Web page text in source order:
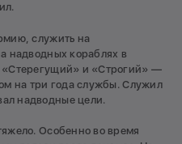
служить на
надводных кораблях в
«Стерегущий» и «Строгий» —
на три года службы. Служил
надводные цели.
Особенно во время